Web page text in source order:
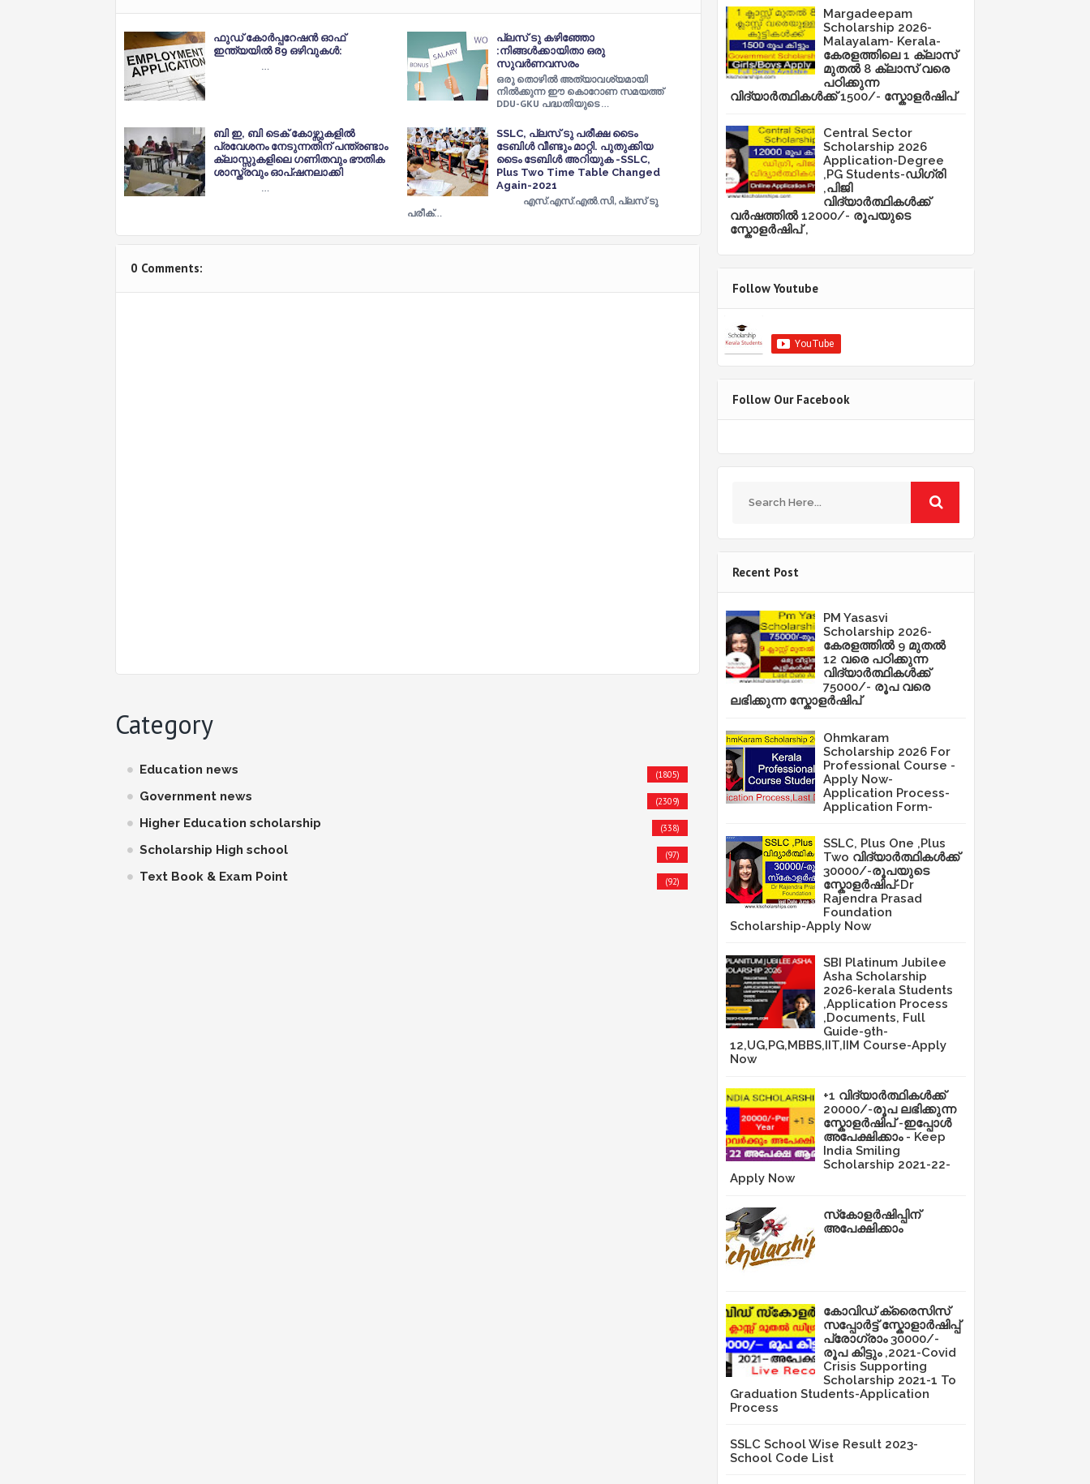
ഫുഡ് കോർപ്പറേഷൻ ഓഫ്
ഇന്ത്യയിൽ 89 ഒഴിവുകൾ:
…
പ്ലസ്‌ ടു കഴിഞ്ഞോ
:നിങ്ങൾക്കായിതാ ഒരു
സുവർണവസരം
ഒരു തൊഴിൽ അത്യാവശ്യമായി
നിൽക്കുന്ന ഈ കൊറോണ സമയത്ത്
DDU-GKU പദ്ധതിയുടെ …
ബി ഇ, ബി ടെക് കോഴ്സുകളിൽ
പ്രവേശനം നേടുന്നതിന് പന്ത്രണ്ടാം
ക്ലാസ്സുകളിലെ ഗണിതവും ഭൗതിക
ശാസ്ത്രവും ഓപ്ഷനലാക്കി
…
SSLC, പ്ലസ് ടു പരീക്ഷ ടൈം
ടേബിൾ വീണ്ടും മാറ്റി. പുതുക്കിയ
ടൈം ടേബിൾ അറിയുക -SSLC,
Plus Two Time Table Changed
Again-2021
എസ്.എസ്.എൽ.സി, പ്ലസ് ടു
പരീക്…
0 Comments:
Category
Education news (1805)
Government news (2309)
Higher Education scholarship (338)
Scholarship High school (97)
Text Book & Exam Point (92)
Margadeepam
Scholarship 2026-
Malayalam- Kerala-
കേരളത്തിലെ 1 ക്ലാസ്
മുതൽ 8 ക്ലാസ് വരെ
പഠിക്കുന്ന
വിദ്യാർത്ഥികൾക്ക് 1500/- സ്കോളർഷിപ്
Central Sector
Scholarship 2026
Application-Degree
,PG Students-ഡിഗ്രി
,പിജി
വിദ്യാർത്ഥികൾക്ക്
വർഷത്തിൽ 12000/- രൂപയുടെ
സ്കോളർഷിപ് ,
Follow Youtube
Follow Our Facebook
Recent Post
PM Yasasvi
Scholarship 2026-
കേരളത്തിൽ 9 മുതൽ
12 വരെ പഠിക്കുന്ന
വിദ്യാർത്ഥികൾക്ക്
75000/- രൂപ വരെ
ലഭിക്കുന്ന സ്കോളർഷിപ്
Ohmkaram
Scholarship 2026 For
Professional Course -
Apply Now-
Application Process-
Application Form-
SSLC, Plus One ,Plus
Two വിദ്യാർത്ഥികൾക്ക്
30000/-രൂപയുടെ
സ്കോളർഷിപ്-Dr
Rajendra Prasad
Foundation
Scholarship-Apply Now
SBI Platinum Jubilee
Asha Scholarship
2026-kerala Students
,Application Process
,Documents, Full
Guide-9th-
12,UG,PG,MBBS,IIT,IIM Course-Apply
Now
+1 വിദ്യാർത്ഥികൾക്ക്
20000/-രൂപ ലഭിക്കുന്ന
സ്കോളർഷിപ് -ഇപ്പോൾ
അപേക്ഷിക്കാം - Keep
India Smiling
Scholarship 2021-22-
Apply Now
സ്‌കോളർഷിപ്പിന്
അപേക്ഷിക്കാം
കോവിഡ് ക്രൈസിസ്
സപ്പോർട്ട് സ്കോളാർഷിപ്പ്
പ്രോഗ്രാം 30000/-
രൂപ കിട്ടും ,2021-Covid
Crisis Supporting
Scholarship 2021-1 To
Graduation Students-Application
Process
SSLC School Wise Result 2023-
School Code List